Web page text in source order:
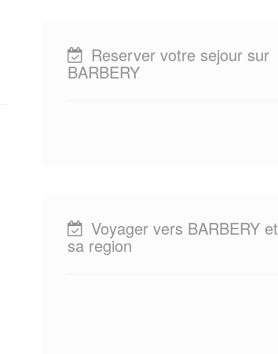
Reserver votre sejour sur
BARBERY
Voyager vers BARBERY et
sa region